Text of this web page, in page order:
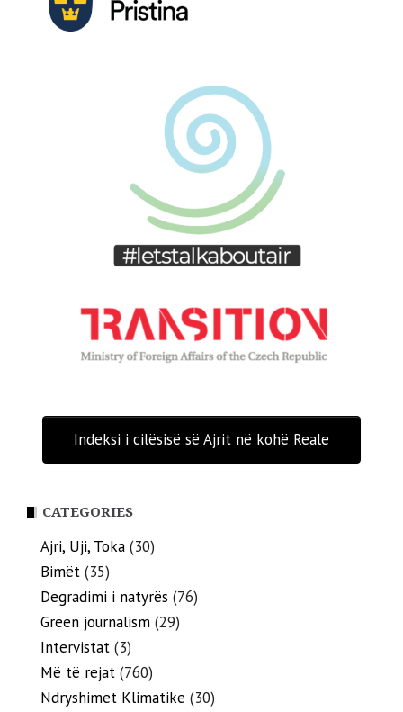
Indeksi i cilësisë së Ajrit në kohë Reale
CATEGORIES
Ajri, Uji, Toka (30)
Bimët (35)
Degradimi i natyrës (76)
Green journalism (29)
Intervistat (3)
Më të rejat (760)
Ndryshimet Klimatike (30)